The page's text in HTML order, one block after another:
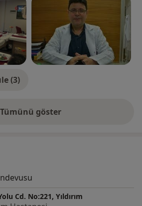
(3)
Tümünü gösterdeneyim hakkında
Cd. No:221, Yıldırım